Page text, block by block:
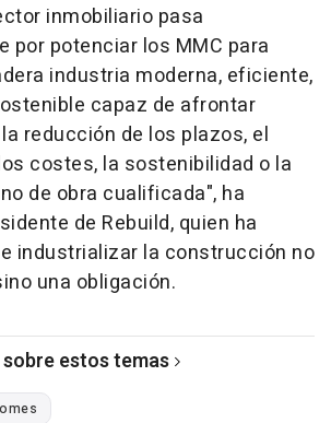
inmobiliario pasa
por potenciar los MMC para
industria moderna, eficiente,
capaz de afrontar
reducción de los plazos, el
costes, la sostenibilidad o la
de obra cualificada", ha
de Rebuild, quien ha
industrializar la construcción no
una obligación.
estos temas